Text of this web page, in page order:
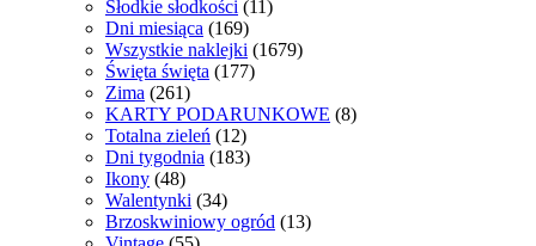
Słodkie słodkości (11)
Dni miesiąca (169)
Wszystkie naklejki (1679)
Święta święta (177)
Zima (261)
KARTY PODARUNKOWE (8)
Totalna zieleń (12)
Dni tygodnia (183)
Ikony (48)
Walentynki (34)
Brzoskwiniowy ogród (13)